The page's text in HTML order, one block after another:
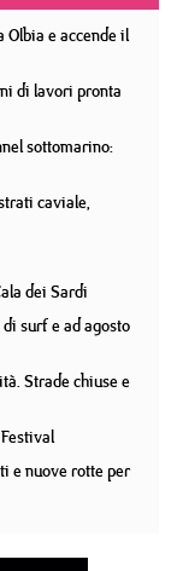
e accende il
di lavori pronta
sottomarino:
caviale,
dei Sardi
surf e ad agosto
Strade chiuse e
e nuove rotte per